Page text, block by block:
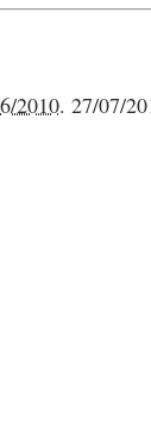
2010. 27/07/